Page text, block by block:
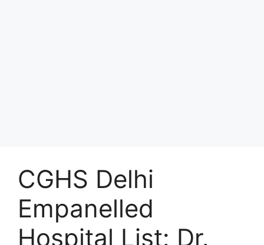
CGHS Delhi
Empanelled
Hospital List: Dr.